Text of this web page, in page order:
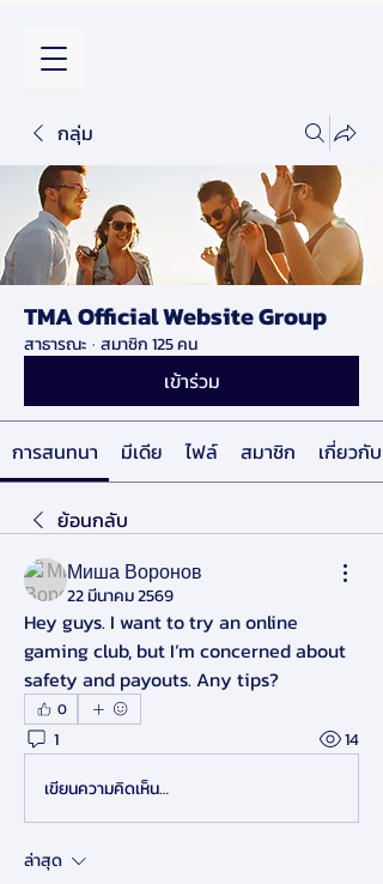
กลุ่ม
TMA Official Website Group
สาธารณะ · สมาชิก 125 คน
เข้าร่วม
การสนทนา มีเดีย ไฟล์ สมาชิก เกี่ยวกับ
ย้อนกลับ
Миша Воронов
22 มีนาคม 2569
Hey guys. I want to try an online
gaming club, but I’m concerned about
safety and payouts. Any tips?
0
1
14
เขียนความคิดเห็น…
ล่าสุด